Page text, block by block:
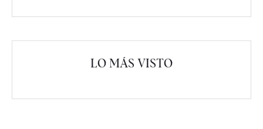
LO MÁS VISTO